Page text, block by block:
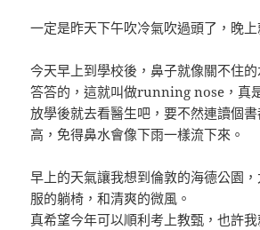
一定是昨天下午吹冷氣吹過頭了，晚上
今天早上到學校後，鼻子就像關不住
答答的，這就叫做running nose，真
放學後就去看醫生吧，要不然連讀個
高，免得鼻水會像下雨一樣流下來。
早上的天氣讓我想到倫敦的海德公園
服的躺椅，和清爽的微風。
真希望今年可以順利考上教甄，也許